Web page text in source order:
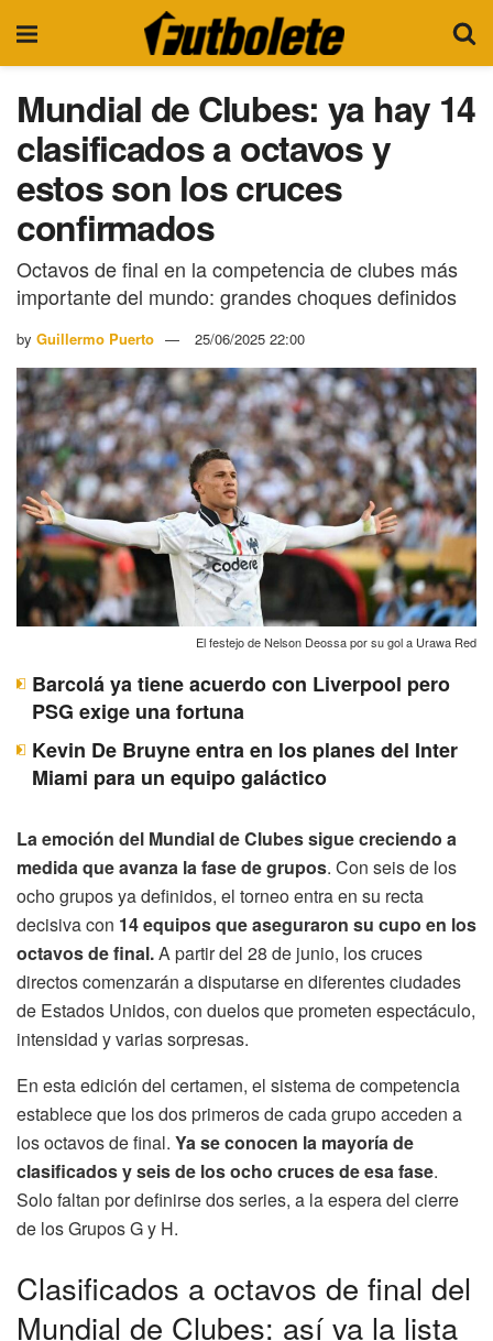
Mundial de Clubes: ya hay 14
clasificados a octavos y
estos son los cruces
confirmados
Octavos de final en la competencia de clubes más
importante del mundo: grandes choques definidos
by Guillermo Puerto 25/06/2025 22:00
El festejo de Nelson Deossa por su gol a Urawa Red
Barcolá ya tiene acuerdo con Liverpool pero
PSG exige una fortuna
Kevin De Bruyne entra en los planes del Inter
Miami para un equipo galáctico
La emoción del Mundial de Clubes sigue creciendo a
medida que avanza la fase de grupos. Con seis de los
ocho grupos ya definidos, el torneo entra en su recta
decisiva con 14 equipos que aseguraron su cupo en los
octavos de final.A partir del 28 de junio, los cruces
directos comenzarán a disputarse en diferentes ciudades
de Estados Unidos, con duelos que prometen espectáculo,
intensidad y varias sorpresas.
En esta edición del certamen, el sistema de competencia
establece que los dos primeros de cada grupo acceden a
los octavos de final. Ya se conocen la mayoría de
clasificados y seis de los ocho cruces de esa fase.
Solo faltan por definirse dos series, a la espera del cierre
de los Grupos G y H.
Clasificados a octavos de final del
Mundial de Clubes: así va la lista